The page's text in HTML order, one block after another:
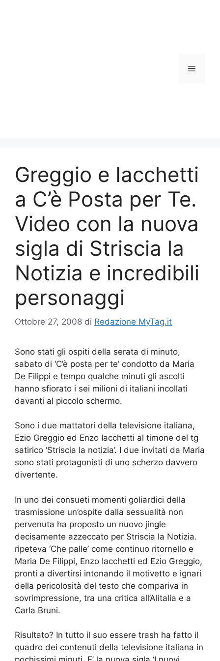
Menu
Greggio e Iacchetti
a C’è Posta per Te.
Video con la nuova
sigla di Striscia la
Notizia e incredibili
personaggi
Ottobre 27, 2008 di Redazione MyTag.it
Sono stati gli ospiti della serata di minuto,
sabato di ‘C’è posta per te’ condotto da Maria
De Filippi e tempo qualche minuti gli ascolti
hanno sfiorato i sei milioni di italiani incollati
davanti al piccolo schermo.
Sono i due mattatori della televisione italiana,
Ezio Greggio ed Enzo Iacchetti al timone del tg
satirico ‘Striscia la notizia’. I due invitati da Maria
sono stati protagonisti di uno scherzo davvero
divertente.
In uno dei consueti momenti goliardici della
trasmissione un’ospite dalla sessualità non
pervenuta ha proposto un nuovo jingle
decisamente azzeccato per Striscia la Notizia.
ripeteva ‘Che palle’ come continuo ritornello e
Maria De Filippi, Enzo Iacchetti ed Ezio Greggio,
pronti a divertirsi intonando il motivetto e ignari
della pericolosità del testo che compariva in
sovrimpressione, tra una critica all’Alitalia e a
Carla Bruni.
Risultato? In tutto il suo essere trash ha fatto il
quadro dei contenuti della televisione italiana in